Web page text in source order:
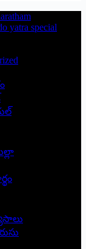
yatra special